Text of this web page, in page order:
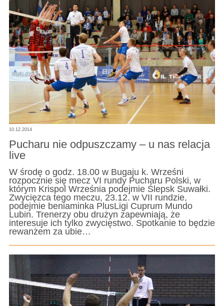
10.12.2014
Pucharu nie odpuszczamy – u nas relacja
live
W środę o godz. 18.00 w Bugaju k. Wrześni
rozpocznie się mecz VI rundy Pucharu Polski, w
którym Krispol Września podejmie Ślepsk Suwałki.
Zwycięzca tego meczu, 23.12. w VII rundzie,
podejmie beniaminka PlusLigi Cuprum Mundo
Lubin. Trenerzy obu drużyn zapewniają, że
interesuje ich tylko zwycięstwo. Spotkanie to będzie
rewanżem za ubie…